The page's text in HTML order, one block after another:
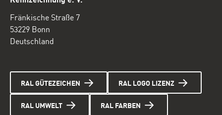
Fränkische Straße 7
53229 Bonn
Deutschland
RAL GÜTEZEICHEN RAL LOGO LIZENZ
RAL UMWELT RAL FARBEN